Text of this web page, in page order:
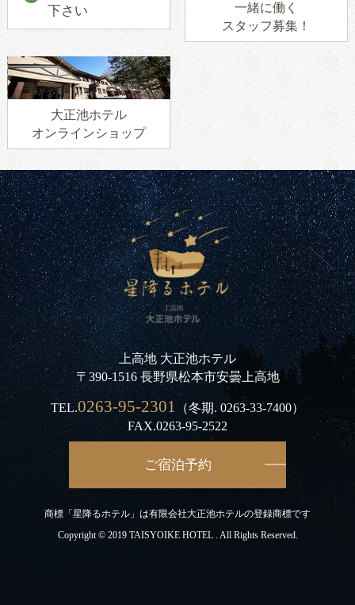
下さい
一緒に働く
スタッフ募集！
大正池ホテル
オンラインショップ
上高地 大正池ホテル
〒390-1516 長野県松本市安曇上高地
TEL.0263-95-2301 （冬期.0263-33-7400）
FAX.0263-95-2522
ご宿泊予約
商標「星降るホテル」は有限会社大正池ホテルの登録商標です
Copyright © 2019 TAISYOIKE HOTEL . All Rights Reserved.